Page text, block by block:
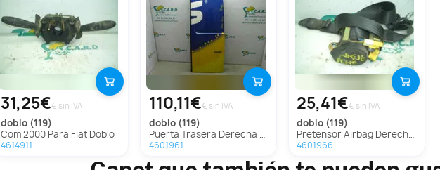
31,25€€ sin IVA
doblo (119)
Com 2000 Para Fiat Doblo
4614911
110,11€€ sin IVA
doblo (119)
Puerta Trasera Derecha Carga Para Fiat Doblo
4601961
25,41€€ sin IVA
doblo (119)
Pretensor Airbag Derecho Para Fiat Doblo
4601966